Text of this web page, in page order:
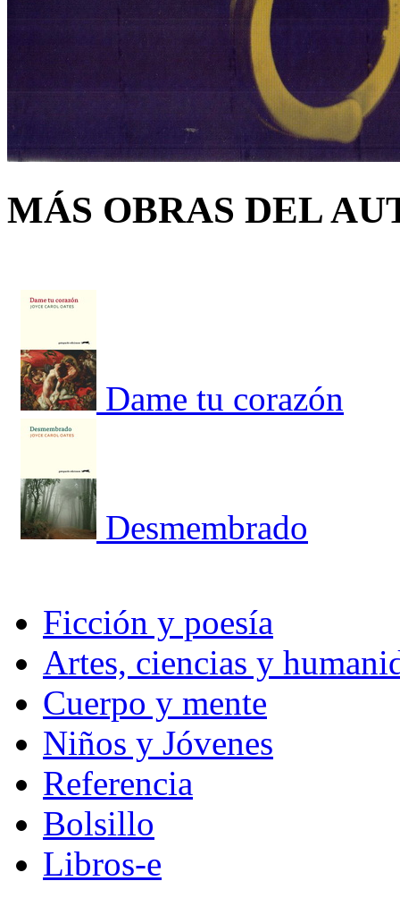
MÁS OBRAS DEL
Dame tu corazón
Desmembrado
Ficción y poesía
Artes, ciencias y
Cuerpo y mente
Niños y Jóvenes
Referencia
Bolsillo
Libros-e